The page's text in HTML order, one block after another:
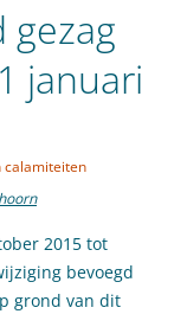
gezag
januari
calamiteiten
2015 tot
bevoegd
grond van dit